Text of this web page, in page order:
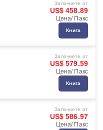
Започнете от
US$ 458.89
Цена/ Пакс
Книга
Започнете от
US$ 579.59
Цена/ Пакс
Книга
Започнете от
US$ 586.97
Цена/ Пакс